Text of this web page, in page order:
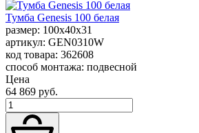
Тумба Genesis 100 белая
размер: 100x40x31
артикул: GEN0310W
код товара: 362608
способ монтажа: подвесной
Цена
64 869 руб.